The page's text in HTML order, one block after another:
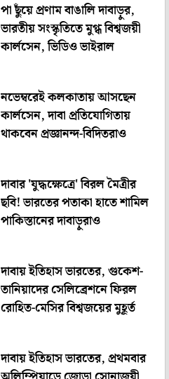
পা ছুঁয়ে প্রণাম বাঙালি দাবাড়ুর,
ভারতীয় সংস্কৃতিতে মুগ্ধ বিশ্বজয়ী
কার্লসেন, ভিডিও ভাইরাল
নভেম্বরেই কলকাতায় আসছেন
কার্লসেন, দাবা প্রতিযোগিতায়
থাকবেন প্রজ্ঞানন্দ-বিদিতরাও
দাবার 'যুদ্ধক্ষেত্রে' বিরল মৈত্রীর
ছবি! ভারতের পতাকা হাতে শামিল
পাকিস্তানের দাবাড়ুরাও
দাবায় ইতিহাস ভারতের, গুকেশ-
তানিয়াদের সেলিব্রেশনে ফিরল
রোহিত-মেসির বিশ্বজয়ের মুহূর্ত
দাবায় ইতিহাস ভারতের, প্রথমবার